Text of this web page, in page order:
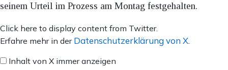
seinem Urteil im Prozess am Montag festgehalten.
Inhalt
von
anzeigen
Click here to display content from Twitter.
Erfahre mehr in der Datenschutzerklärung von X.
Inhalt von X immer anzeigen